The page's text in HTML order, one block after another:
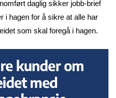
daglig sikker jobb-brief
i hagen for å sikre at alle har
som skal foregå i hagen.